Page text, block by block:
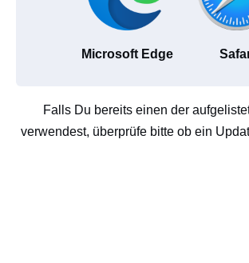
Microsoft Edge
Falls Du bereits einen der
verwendest, überprüfe bitte ob ein